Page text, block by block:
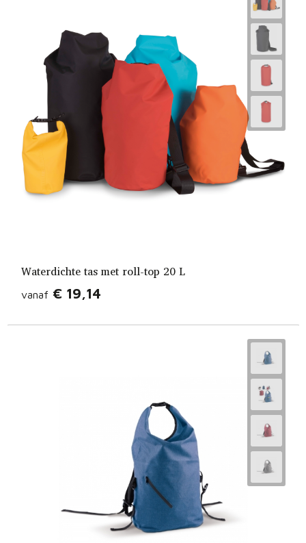
Waterdichte tas met roll-top 20 L
vanaf € 19,14